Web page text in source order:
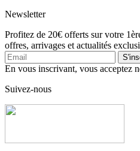
Newsletter
Profitez de 20€ offerts sur votre
offres, arrivages et actualités
En vous inscrivant, vous acceptez
Suivez-nous